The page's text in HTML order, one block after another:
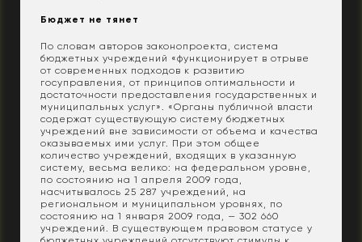
Бюджет не тянет
По словам авторов законопроекта, система
бюджетных учреждений «функционирует в отрыве
от современных подходов к развитию
госуправления, от принципов оптимальности и
достаточности предоставления государственных и
муниципальных услуг». «Органы публичной власти
содержат существующую систему бюджетных
учреждений вне зависимости от объема и качества
оказываемых ими услуг. При этом общее
количество учреждений, входящих в указанную
систему, весьма велико: на федеральном уровне,
по состоянию на 1 апреля 2009 года,
насчитывалось 25 287 учреждений, на
региональном и муниципальном уровнях, по
состоянию на 1 января 2009 года, — 302 660
учреждений. В существующем правовом статусе у